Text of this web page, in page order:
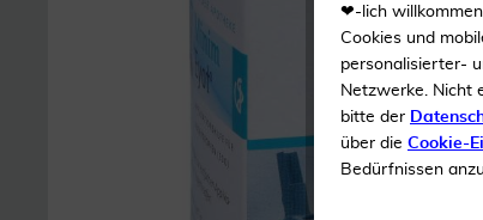
❤-lich
Cookies und
personalisierter-
Netzwerke. Nicht
bitte der
über die Cookie-
Bedürfnissen